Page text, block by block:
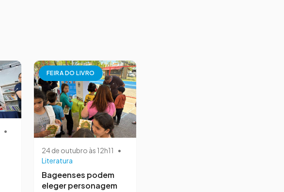
•
FEIRA DO LIVRO
24 de outubro às 12h11
•
Literatura
Bageenses podem
eleger personagem